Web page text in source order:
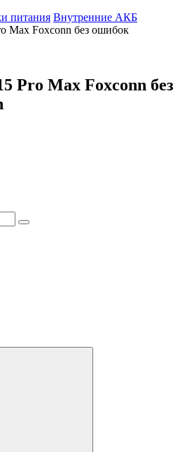
питания Внутренние АКБ
Max Foxconn без ошибок
Pro Max Foxconn без